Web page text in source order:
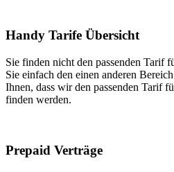
Handy Tarife Übersicht
Sie finden nicht den passenden Tarif
Sie einfach den einen anderen
Ihnen, dass wir den passenden Tarif
finden werden.
Prepaid Verträge